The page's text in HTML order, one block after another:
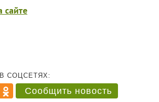
сайте
СОЦСЕТЯХ:
Сообщить новость